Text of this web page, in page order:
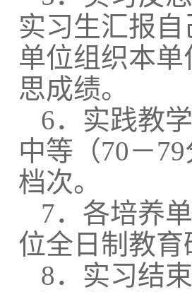
实习生汇报
单位组织本
思成绩。
6．实践教
中等（70－
档次。
7．各培养
位全日制教
8． 实习结